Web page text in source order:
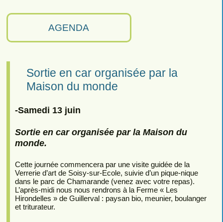
AGENDA
Sortie en car organisée par la
Maison du monde
-Samedi 13 juin
Sortie en car organisée par la Maison du
monde.
Cette journée commencera par une visite guidée de la
Verrerie d’art de Soisy-sur-Ecole, suivie d’un pique-nique
dans le parc de Chamarande (venez avec votre repas).
L’après-midi nous nous rendrons à la Ferme « Les
Hirondelles » de Guillerval : paysan bio, meunier, boulanger
et triturateur.